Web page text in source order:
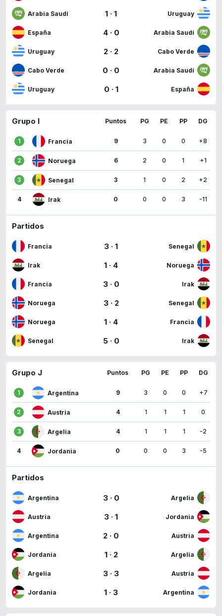
Arabia Saudí 1 · 1 Uruguay
España 4 · 0 Arabia Saudí
Uruguay 2 · 2 Cabo Verde
Cabo Verde 0 · 0 Arabia Saudí
Uruguay 0 · 1 España
Grupo I Puntos PG PE PP DG
1 Francia 9 3 0 0 +8
2 Noruega 6 2 0 1 +1
3 Senegal 3 1 0 2 +2
4 Irak 0 0 0 3 -11
Partidos
Francia 3 · 1 Senegal
Irak 1 · 4 Noruega
Francia 3 · 0 Irak
Noruega 3 · 2 Senegal
Noruega 1 · 4 Francia
Senegal 5 · 0 Irak
Grupo J Puntos PG PE PP DG
1 Argentina 9 3 0 0 +7
2 Austria 4 1 1 1 0
3 Argelia 4 1 1 1 -2
4 Jordania 0 0 0 3 -5
Partidos
Argentina 3 · 0 Argelia
Austria 3 · 1 Jordania
Argentina 2 · 0 Austria
Jordania 1 · 2 Argelia
Argelia 3 · 3 Austria
Jordania 1 · 3 Argentina